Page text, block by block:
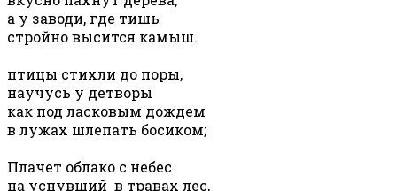
а у заводи, где тишь
стройно высится камыш.
птицы стихли до поры,
научусь у детворы
как под ласковым дождем
в лужах шлепать босиком;
Плачет облако с небес
на уснувший в травах лес,